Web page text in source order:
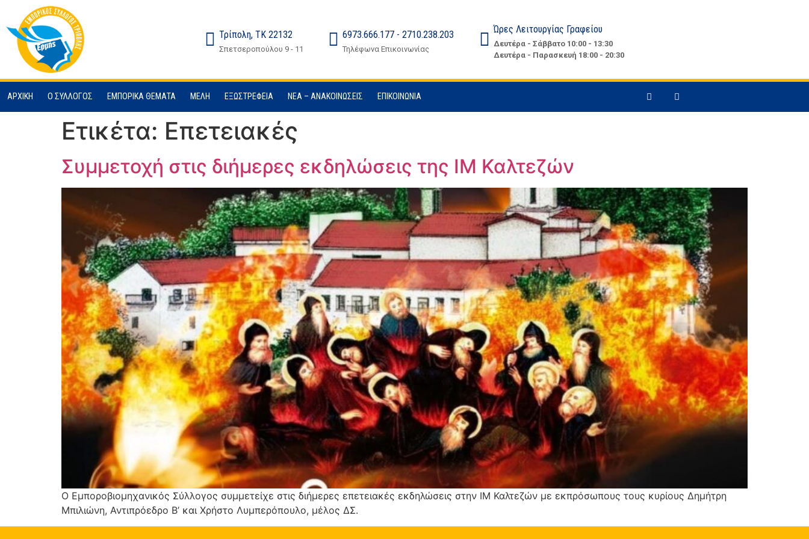
περιεχόμενο
Τρίπολη, ΤΚ 22132
Σπετσεροπούλου 9 - 11
6973.666.177 - 2710.238.203
Τηλέφωνα Επικοινωνίας
Ώρες Λειτουργίας Γραφείου
Δευτέρα - Σάββατο 10:00 - 13:30
Δευτέρα - Παρασκευή 18:00 - 20:30
ΑΡΧΙΚΉ Ο ΣΎΛΛΟΓΟΣ ΕΜΠΟΡΙΚΆ ΘΈΜΑΤΑ ΜΈΛΗ ΕΞΩΣΤΡΈΦΕΙΑ ΝΈΑ – ΑΝΑΚΟΙΝΏΣΕΙΣ ΕΠΙΚΟΙΝΩΝΊΑ
Ετικέτα: Επετειακές
Συμμετοχή στις διήμερες εκδηλώσεις της ΙΜ Καλτεζών
Ο Εμποροβιομηχανικός Σύλλογος συμμετείχε στις διήμερες επετειακές εκδηλώσεις στην ΙΜ Καλτεζών με εκπρόσωπους τους κυρίους Δημήτρη
Μπιλιώνη, Αντιπρόεδρο Β’ και Χρήστο Λυμπερόπουλο, μέλος ΔΣ.